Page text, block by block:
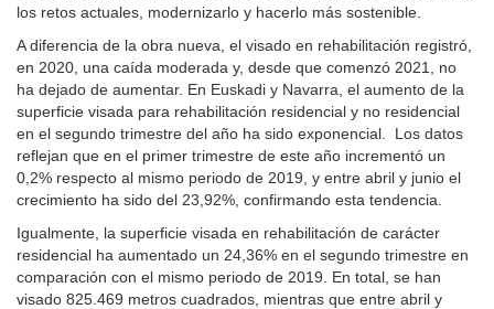
los retos actuales, modernizarlo y hacerlo más sostenible.
A diferencia de la obra nueva, el visado en rehabilitación registró,
en 2020, una caída moderada y, desde que comenzó 2021, no
ha dejado de aumentar. En Euskadi y Navarra, el aumento de la
superficie visada para rehabilitación residencial y no residencial
en el segundo trimestre del año ha sido exponencial. Los datos
reflejan que en el primer trimestre de este año incrementó un
0,2% respecto al mismo periodo de 2019, y entre abril y junio el
crecimiento ha sido del 23,92%, confirmando esta tendencia.
Igualmente, la superficie visada en rehabilitación de carácter
residencial ha aumentado un 24,36% en el segundo trimestre en
comparación con el mismo periodo de 2019. En total, se han
visado 825.469 metros cuadrados, mientras que entre abril y